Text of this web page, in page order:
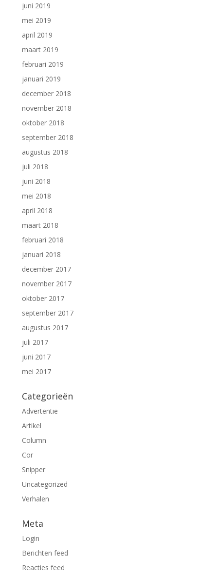
juni 2019
mei 2019
april 2019
maart 2019
februari 2019
januari 2019
december 2018
november 2018
oktober 2018
september 2018
augustus 2018
juli 2018
juni 2018
mei 2018
april 2018
maart 2018
februari 2018
januari 2018
december 2017
november 2017
oktober 2017
september 2017
augustus 2017
juli 2017
juni 2017
mei 2017
Categorieën
Advertentie
Artikel
Column
Cor
Snipper
Uncategorized
Verhalen
Meta
Login
Berichten feed
Reacties feed